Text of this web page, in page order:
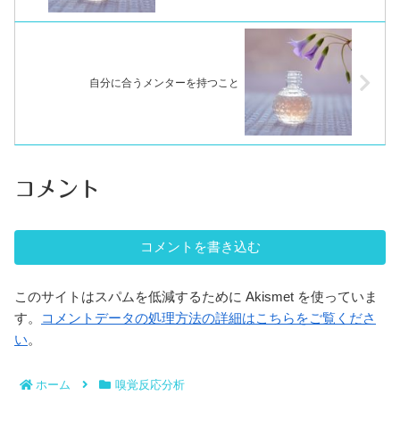
自分に合うメンターを持つこと
コメント
コメントを書き込む
このサイトはスパムを低減するために Akismet を使っていま
す。
コメントデータの処理方法の詳細はこちらをご覧くださ
い。
ホーム 嗅覚反応分析